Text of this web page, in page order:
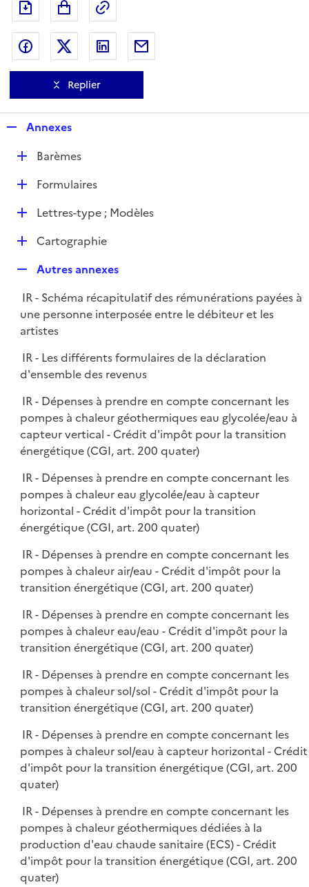
Exporter le document au format pdf
Partager sur Facebook
Partager sur Twitter
Partager sur LinkedIn
Replier
p
l
i
e
Annexes
DBarèmes
DFormulaires
D
e
r
Lettres-type ; Modèles
D
p
l
i
e
r
Cartographie
p
l
i
e
Autres annexes
IR - Schéma récapitulatif des rémunérations payées à
une personne interposée entre le débiteur et les
artistes
IR - Les différents formulaires de la déclaration
d'ensemble des revenus
IR - Dépenses à prendre en compte concernant les
pompes à chaleur géothermiques eau glycolée/eau à
capteur vertical - Crédit d'impôt pour la transition
énergétique (CGI, art. 200 quater)
IR - Dépenses à prendre en compte concernant les
pompes à chaleur eau glycolée/eau à capteur
horizontal - Crédit d'impôt pour la transition
énergétique (CGI, art. 200 quater)
IR - Dépenses à prendre en compte concernant les
pompes à chaleur air/eau - Crédit d'impôt pour la
transition énergétique (CGI, art. 200 quater)
IR - Dépenses à prendre en compte concernant les
pompes à chaleur eau/eau - Crédit d'impôt pour la
transition énergétique (CGI, art. 200 quater)
IR - Dépenses à prendre en compte concernant les
pompes à chaleur sol/sol - Crédit d'impôt pour la
transition énergétique (CGI, art. 200 quater)
IR - Dépenses à prendre en compte concernant les
pompes à chaleur sol/eau à capteur horizontal - Crédit
d'impôt pour la transition énergétique (CGI, art. 200
quater)
IR - Dépenses à prendre en compte concernant les
pompes à chaleur géothermiques dédiées à la
production d'eau chaude sanitaire (ECS) - Crédit
d'impôt pour la transition énergétique (CGI, art. 200
quater)